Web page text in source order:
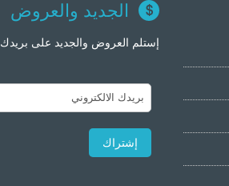
الجديد والعروض
إستلم العروض والجديد على بريدك